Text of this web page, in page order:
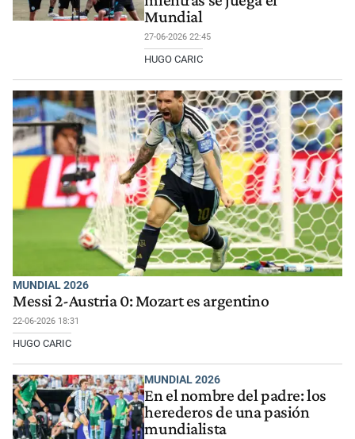
Mundial
27-06-2026 22:45
HUGO CARIC
MUNDIAL 2026
Messi 2-Austria 0: Mozart es argentino
22-06-2026 18:31
HUGO CARIC
MUNDIAL 2026
En el nombre del padre: los
herederos de una pasión
mundialista